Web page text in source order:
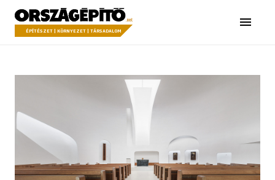
a tartalomhoz
Országépítő
ÉPÍTÉSZET | KÖRNYEZET | TÁRSADALOM Menü